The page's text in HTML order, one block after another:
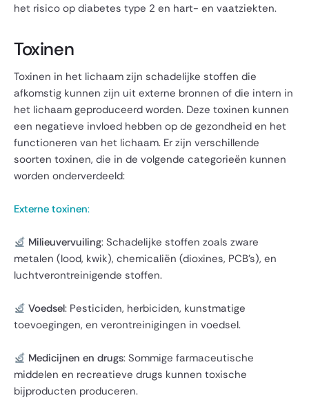
het risico op diabetes type 2 en hart- en vaatziekten.
Toxinen
Toxinen in het lichaam zijn schadelijke stoffen die
afkomstig kunnen zijn uit externe bronnen of die intern in
het lichaam geproduceerd worden. Deze toxinen kunnen
een negatieve invloed hebben op de gezondheid en het
functioneren van het lichaam. Er zijn verschillende
soorten toxinen, die in de volgende categorieën kunnen
worden onderverdeeld:
Externe toxinen:
Milieuvervuiling: Schadelijke stoffen zoals zware
metalen (lood, kwik), chemicaliën (dioxines, PCB's), en
luchtverontreinigende stoffen.
Voedsel: Pesticiden, herbiciden, kunstmatige
toevoegingen, en verontreinigingen in voedsel.
Medicijnen en drugs: Sommige farmaceutische
middelen en recreatieve drugs kunnen toxische
bijproducten produceren.